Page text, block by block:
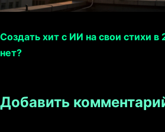
Создать хит с ИИ на свои стихи в
нет?
Добавить